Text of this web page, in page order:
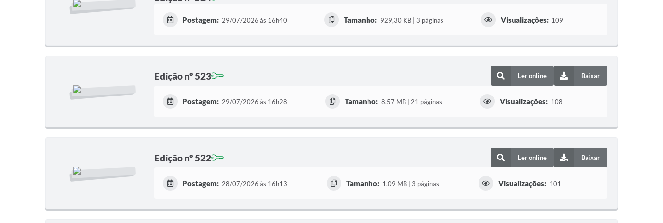
Postagem: 29/07/2026 às 16h40 Tamanho: 929,30 KB | 3 páginas Visualizações: 109
Edição nº 523 Ler online Baixar
Postagem: 29/07/2026 às 16h28 Tamanho: 8,57 MB | 21 páginas Visualizações: 108
Edição nº 522 Ler online Baixar
Postagem: 28/07/2026 às 16h13 Tamanho: 1,09 MB | 3 páginas Visualizações: 101